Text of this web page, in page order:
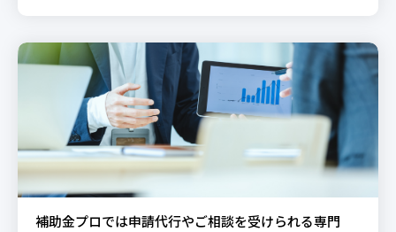
補助金プロでは申請代行やご相談を受けられる専門